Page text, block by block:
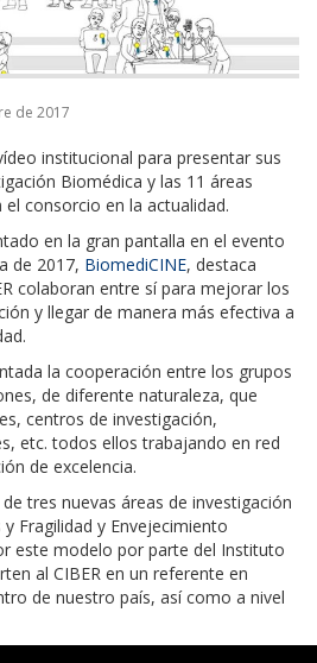
de 2017
institucional para presentar sus
Biomédica y las 11 áreas
consorcio en la actualidad.
en la gran pantalla en el evento
de 2017, BiomediCINE, destaca
colaboran entre sí para mejorar los
y llegar de manera más efectiva a
la cooperación entre los grupos
de diferente naturaleza, que
centros de investigación,
etc. todos ellos trabajando en red
de excelencia.
tres nuevas áreas de investigación
Fragilidad y Envejecimiento
este modelo por parte del Instituto
al CIBER en un referente en
de nuestro país, así como a nivel